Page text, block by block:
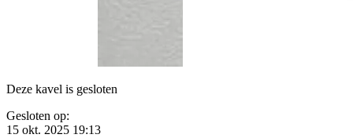
Deze kavel is gesloten
Gesloten op:
15 okt. 2025 19:13